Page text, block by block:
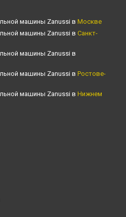
машины Zanussi в Москве
машины Zanussi в Санкт-
машины Zanussi в
машины Zanussi в Ростове-
машины Zanussi в Нижнем
машины Zanussi в
машины Zanussi в
машины Zanussi в
машины Zanussi в